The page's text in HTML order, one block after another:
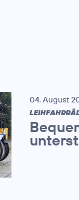
04. August